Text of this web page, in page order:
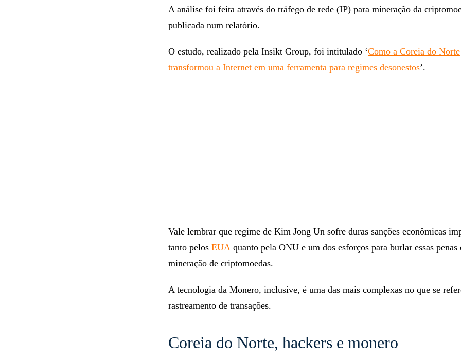
A análise foi feita através do tráfego de rede (IP) para mineração da
publicada num relatório.
O estudo, realizado pela Insikt Group, foi intitulado ‘Como a Coreia do Norte
transformou a Internet em uma ferramenta para regimes desonestos’.
Vale lembrar que regime de Kim Jong Un sofre duras sanções econômicas
tanto pelosEUA quanto pela ONU e um dos esforços para burlar essas penas
mineração de criptomoedas.
A tecnologia da Monero, inclusive, é uma das mais complexas no que se
rastreamento de transações.
Coreia do Norte, hackers e monero